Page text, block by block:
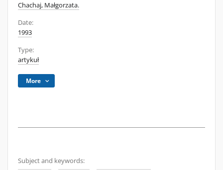
Chachaj, Małgorzata.
Date:
1993
Type:
artykuł
More
Subject and keywords: